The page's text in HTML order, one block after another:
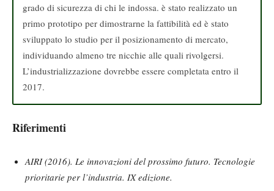
grado di sicurezza di chi le indossa. è stato realizzato un
primo prototipo per dimostrarne la fattibilità ed è stato
sviluppato lo studio per il posizionamento di mercato,
individuando almeno tre nicchie alle quali rivolgersi.
L’industrializzazione dovrebbe essere completata entro il
2017.
Riferimenti
AIRI (2016). Le innovazioni del prossimo futuro. Tecnologie
prioritarie per l’industria. IX edizione.